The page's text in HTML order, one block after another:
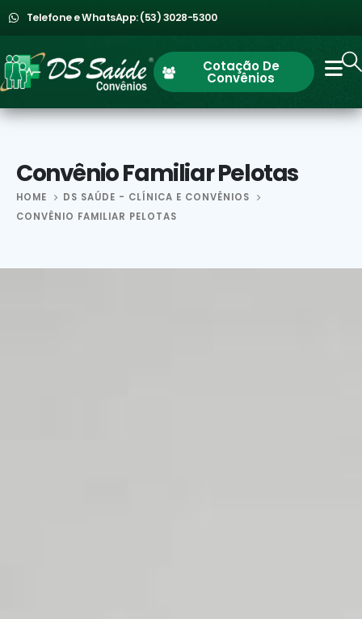
Telefone e WhatsApp: (53) 3028-5300
Cotação De
Convênios
Convênio Familiar Pelotas
HOME
DS SAÚDE - CLÍNICA E CONVÊNIOS
CONVÊNIO FAMILIAR PELOTAS